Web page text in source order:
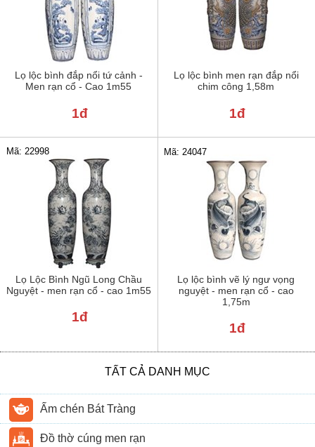
Lọ lộc bình đắp nổi tứ cảnh -
Men rạn cổ - Cao 1m55
1đ
Lọ lộc bình men rạn đắp nổi
chim công 1,58m
1đ
Lọ Lộc Bình Ngũ Long Chầu
Nguyệt - men rạn cổ - cao 1m55
Mã: 22998
1đ
Lọ lộc bình vẽ lý ngư vọng
nguyệt - men rạn cổ - cao
1,75m
Mã: 24047
1đ
TẤT CẢ DANH MỤC
Ấm chén Bát Tràng
Đồ thờ cúng men rạn